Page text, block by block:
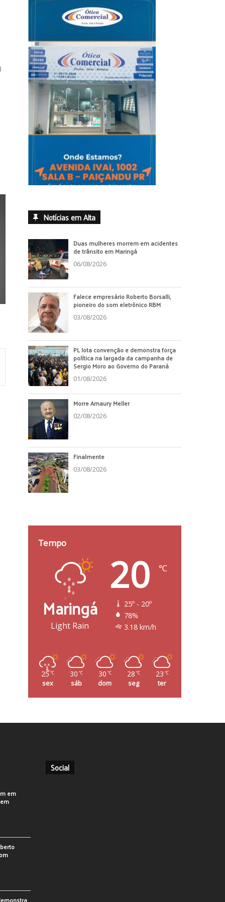
Notícias em Alta
Duas mulheres morrem em acidentes
de trânsito em Maringá
06/08/2026
Falece empresário Roberto Borsalli,
pioneiro do som eletrônico RBM
03/08/2026
PL lota convenção e demonstra força
política na largada da campanha de
Sergio Moro ao Governo do Paraná
01/08/2026
Morre Amaury Meller
02/08/2026
Finalmente
03/08/2026
Tempo
Maringá
Light Rain
20 ℃
25º - 20º
78%
3.18 km/h
25 ℃
sex
30 ℃
sáb
30 ℃
dom
28 ℃
seg
23 ℃
ter
em
Social